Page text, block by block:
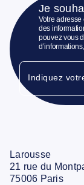
Je
Votre
des
pouvez vous
Indiquez
Larousse
21 rue du
75006 Paris